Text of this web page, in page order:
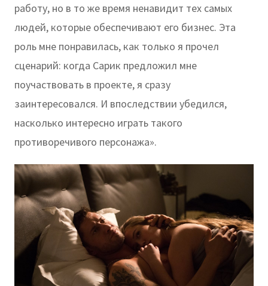
работу, но в то же время ненавидит тех самых
людей, которые обеспечивают его бизнес. Эта
роль мне понравилась, как только я прочел
сценарий: когда Сарик предложил мне
поучаствовать в проекте, я сразу
заинтересовался. И впоследствии убедился,
насколько интересно играть такого
противоречивого персонажа».